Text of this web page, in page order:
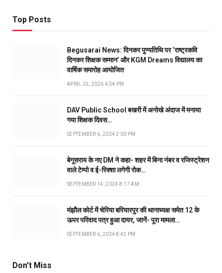
Top Posts
Begusarai News: दिनकर पुण्यतिथि पर ‘राष्ट्रकवि
दिनकर शिक्षक सम्मान’ और KGM Dreams विद्यालय का
वार्षिक समारोह आयोजित
APRIL 25, 2026 4:54 PM
DAV Public School बखरी में अनोखे अंदाज में मनाया
गया शिक्षक दिवस…
SEPTEMBER 6, 2024 2:00 PM
बेगूसराय के नए DM ने कहा- शहर में बिना नंबर व रजिस्ट्रेशन
वाले टेम्पो व ई-रिक्शा लगेगी रोक…
SEPTEMBER 14, 2024 8:17 AM
मंझौल कोर्ट में चेरिया बरियारपुर की थानाध्यक्ष समेत 12 के
ऊपर परिवाद पत्र हुआ दायर, जानें- पूरा मामला…
SEPTEMBER 6, 2024 8:42 PM
Don't Miss